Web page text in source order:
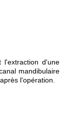
l'extraction d'une
mandibulaire
l'opération.